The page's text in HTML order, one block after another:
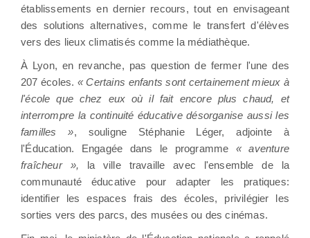
établissements en dernier recours, tout en envisageant
des solutions alternatives, comme le transfert d'élèves
vers des lieux climatisés comme la médiathèque.
À Lyon, en revanche, pas question de fermer l'une des
207 écoles. « Certains enfants sont certainement mieux à
l'école que chez eux où il fait encore plus chaud, et
interrompre la continuité éducative désorganise aussi les
familles », souligne Stéphanie Léger, adjointe à
l'Éducation. Engagée dans le programme « aventure
fraîcheur », la ville travaille avec l'ensemble de la
communauté éducative pour adapter les pratiques:
identifier les espaces frais des écoles, privilégier les
sorties vers des parcs, des musées ou des cinémas.